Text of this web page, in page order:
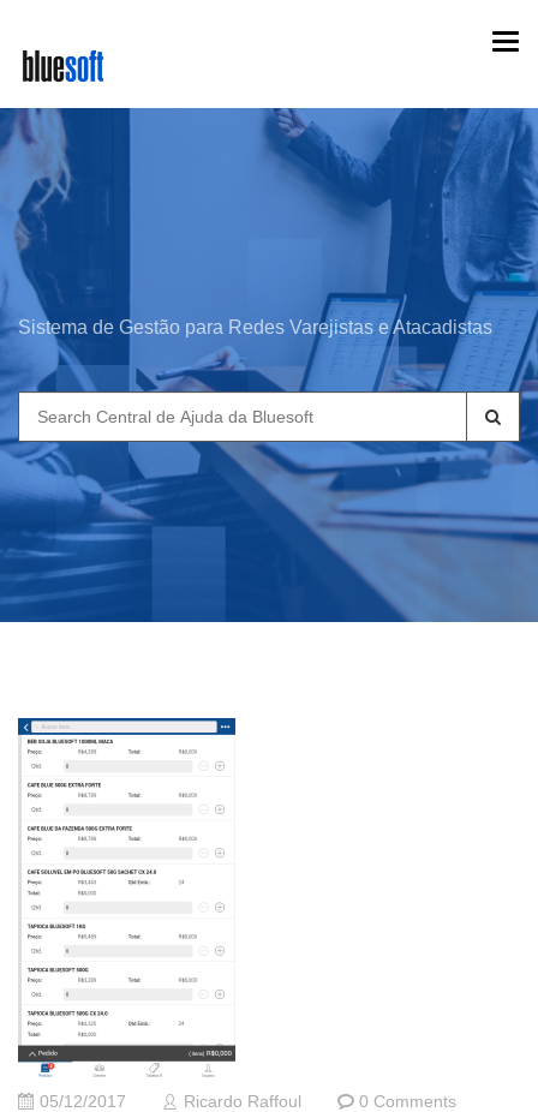
main
content
Sistema de Gestão para Redes Varejistas e Atacadistas
Search
for:
05/12/2017 Ricardo Raffoul 0 Comments